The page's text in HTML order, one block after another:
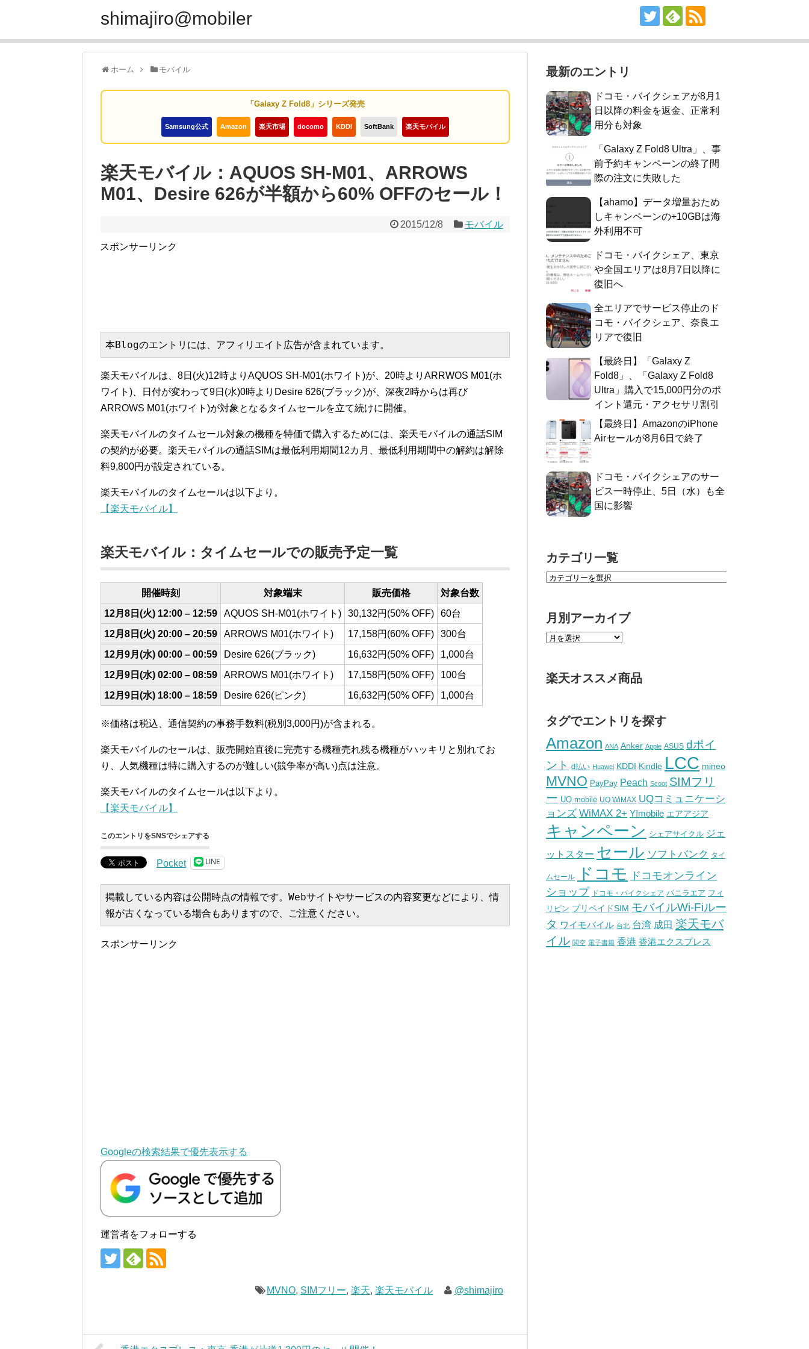
shimajiro@mobiler
ホーム モバイル
「Galaxy Z Fold8」シリーズ発売
Samsung公式 Amazon 楽天市場 docomo KDDI SoftBank 楽天モバイル
楽天モバイル：AQUOS SH-M01、ARROWS
M01、Desire 626が半額から60% OFFのセール！
2015/12/8 モバイル
スポンサーリンク
本Blogのエントリには、アフィリエイト広告が含まれています。
楽天モバイルは、8日(火)12時よりAQUOS SH-M01(ホワイト)が、20時よりARRWOS M01(ホ
ワイト)、日付が変わって9日(水)0時よりDesire 626(ブラック)が、深夜2時からは再び
ARROWS M01(ホワイト)が対象となるタイムセールを立て続けに開催。
楽天モバイルのタイムセール対象の機種を特価で購入するためには、楽天モバイルの通話SIM
の契約が必要。楽天モバイルの通話SIMは最低利用期間12カ月、最低利用期間中の解約は解除
料9,800円が設定されている。
楽天モバイルのタイムセールは以下より。
【楽天モバイル】
楽天モバイル：タイムセールでの販売予定一覧
開催時刻 対象端末 販売価格
対象台数
12月8日(火) 12:00 – 12:59
AQUOS SH-M01(ホワイト) 30,132円(50% OFF)
60台
12月8日(火) 20:00 – 20:59
ARROWS M01(ホワイト) 17,158円(60% OFF)
300台
12月9月(水) 00:00 – 00:59
Desire 626(ブラック) 16,632円(50% OFF)
1,000台
12月9日(水) 02:00 – 08:59
ARROWS M01(ホワイト) 17,158円(50% OFF)
100台
12月9日(水) 18:00 – 18:59
Desire 626(ピンク) 16,632円(50% OFF) 1,000台
※価格は税込、通信契約の事務手数料(税別3,000円)が含まれる。
楽天モバイルのセールは、販売開始直後に完売する機種売れ残る機種がハッキリと別れてお
り、人気機種は特に購入するのが難しい(競争率が高い)点は注意。
楽天モバイルのタイムセールは以下より。
【楽天モバイル】
このエントリをSNSでシェアする
Pocket LINE
掲載している内容は公開時点の情報です。Webサイトやサービスの内容変更などにより、情
報が古くなっている場合もありますので、ご注意ください。
スポンサーリンク
Googleの検索結果で優先表示する
運営者をフォローする
MVNO, SIMフリー,楽天,楽天モバイル @shimajiro
最新のエントリ
ドコモ・バイクシェアが8月1
日以降の料金を返金、正常利
用分も対象
「Galaxy Z Fold8 Ultra」、事
前予約キャンペーンの終了間
際の注文に失敗した
【ahamo】データ増量おため
しキャンペーンの+10GBは海
外利用不可
ドコモ・バイクシェア、東京
や全国エリアは8月7日以降に
復旧へ
全エリアでサービス停止のド
コモ・バイクシェア、奈良エ
リアで復旧
【最終日】「Galaxy Z
Fold8」、「Galaxy Z Fold8
Ultra」購入で15,000円分のポ
イント還元・アクセサリ割引
【最終日】AmazonのiPhone
Airセールが8月6日で終了
ドコモ・バイクシェアのサー
ビス一時停止、5日（水）も全
国に影響
カテゴリ一覧
月別アーカイブ
楽天オススメ商品
タグでエントリを探す
Amazon ANA Anker Apple ASUS dポイ
ント
d払い Huawei KDDI Kindle LCC mineo
MVNO PayPay Peach Scoot SIMフリ
ー UQ mobile UQ WiMAX UQコミュニケーシ
ョンズ WiMAX 2+ Y!mobile エアアジア
キャンペーン シェアサイクル ジェ
ットスター セール ソフトバンク タイ
ムセール ドコモ
ドコモオンライン
ショップ ドコモ・バイクシェア バニラエア フィ
リピン プリペイドSIM モバイルWi-Fiルー
タ ワイモバイル 台北 台湾 成田 楽天モバ
イル 関空 電子書籍 香港 香港エクスプレス